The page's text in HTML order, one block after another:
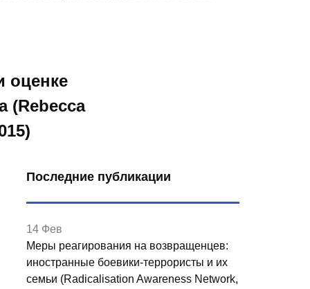
оценке
(Rebecca
Последние публикации
14 Фев
Меры реагирования на возвращенцев:
иностранные боевики-террористы и их
семьи (Radicalisation Awareness Network,